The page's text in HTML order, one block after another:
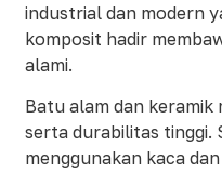
industrial dan modern
komposit hadir
alami.
Batu alam dan keramik
serta durabilitas tinggi.
menggunakan kaca